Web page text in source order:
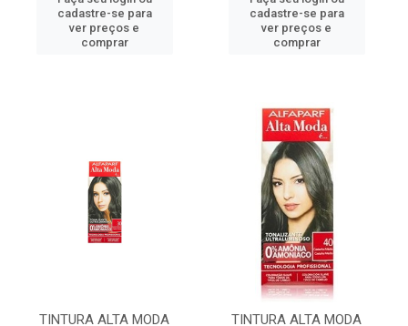
cadastre-se para
ver preços e
comprar
cadastre-se para
ver preços e
comprar
TINTURA ALTA MODA
TINTURA ALTA MODA